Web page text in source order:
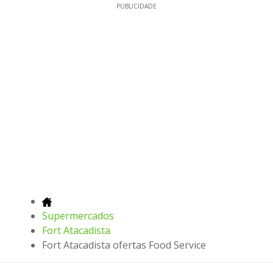
PUBLICIDADE
Supermercados
Fort Atacadista
Fort Atacadista ofertas Food Service